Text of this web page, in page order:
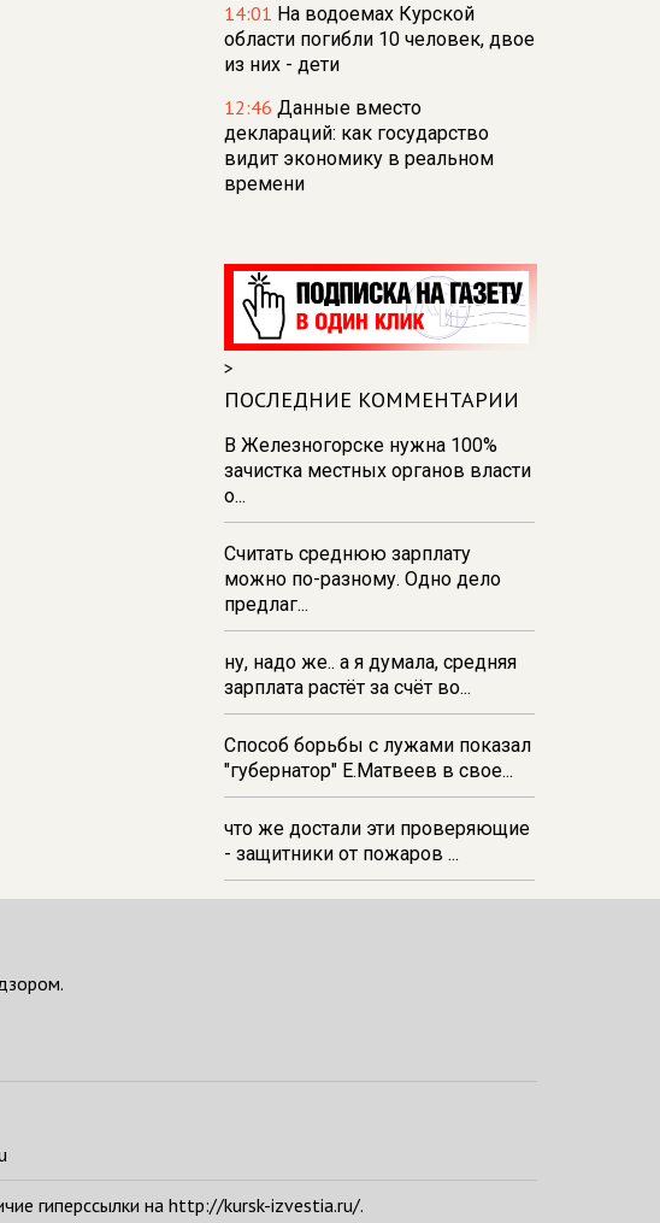
14:01 На водоемах Курской
области погибли 10 человек, двое
из них - дети
12:46 Данные вместо
деклараций: как государство
видит экономику в реальном
времени
Карла Маркса
12:17
В Курске прокуратура
добивается возмещения для
девочки - подростка ущерба за
побои
11:58В Курской области
обрушившаяся стена повлекла
возбуждение уголовного дела в
отношении ИП
11:52В Курске прокуратура
добивается выплаты более 1 млн
рублей зарплаты 32-м
работникам
>
ПОСЛЕДНИЕ КОММЕНТАРИИ
В Железногорске нужна 100%
зачистка местных органов власти
о...
Считать среднюю зарплату
можно по-разному. Одно дело
предлаг...
ну, надо же.. а я думала, средняя
зарплата растёт за счёт во...
Способ борьбы с лужами показал
"губернатор" Е.Матвеев в свое...
что же достали эти проверяющие
- защитники от пожаров ...
гиперссылки на http://kursk-izvestia.ru/.